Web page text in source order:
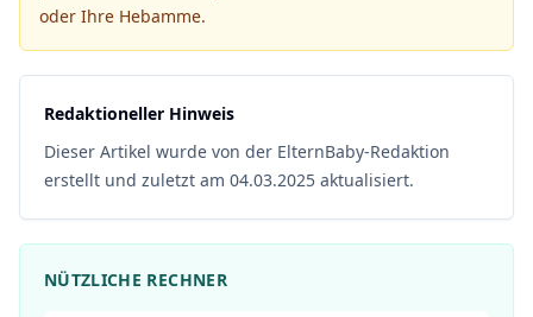
oder Ihre Hebamme.
Redaktioneller Hinweis
Dieser Artikel wurde von der ElternBaby-Redaktion
erstellt und zuletzt am 04.03.2025 aktualisiert.
NÜTZLICHE RECHNER